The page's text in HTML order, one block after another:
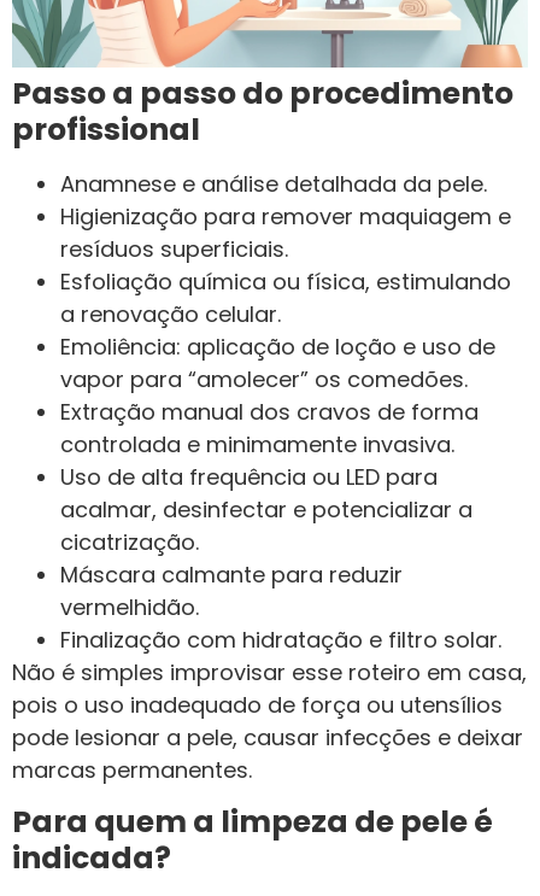
Passo a passo do procedimento
profissional
Anamnese e análise detalhada da pele.
Higienização para remover maquiagem e
resíduos superficiais.
Esfoliação química ou física, estimulando
a renovação celular.
Emoliência: aplicação de loção e uso de
vapor para “amolecer” os comedões.
Extração manual dos cravos de forma
controlada e minimamente invasiva.
Uso de alta frequência ou LED para
acalmar, desinfectar e potencializar a
cicatrização.
Máscara calmante para reduzir
vermelhidão.
Finalização com hidratação e filtro solar.
Não é simples improvisar esse roteiro em casa,
pois o uso inadequado de força ou utensílios
pode lesionar a pele, causar infecções e deixar
marcas permanentes.
Para quem a limpeza de pele é
indicada?